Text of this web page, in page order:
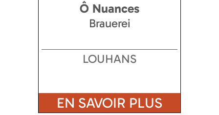
Ô Nuances
Brauerei
LOUHANS
EN SAVOIR PLUS